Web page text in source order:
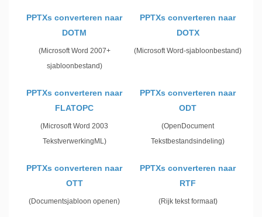
PPTXs converteren naar
DOTM
(Microsoft Word 2007+
sjabloonbestand)
PPTXs converteren naar
DOTX
(Microsoft Word-sjabloonbestand)
PPTXs converteren naar
FLATOPC
(Microsoft Word 2003
TekstverwerkingML)
PPTXs converteren naar
ODT
(OpenDocument
Tekstbestandsindeling)
PPTXs converteren naar
OTT
(Documentsjabloon openen)
PPTXs converteren naar
RTF
(Rijk tekst formaat)